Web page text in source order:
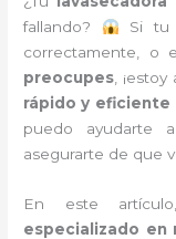
fallando?
Si tu
correctamente, o
preocupes,
rápido y eficiente
puedo ayudarte
asegurarte de que
En este
especializado en